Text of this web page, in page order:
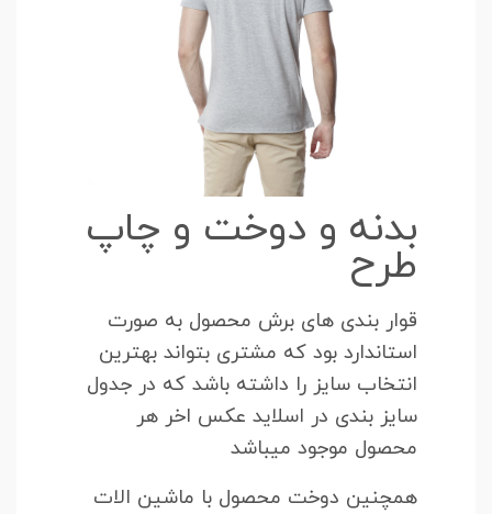
بدنه و دوخت و چاپ
طرح
قوار بندی های برش محصول به صورت
استاندارد بود که مشتری بتواند بهترین
انتخاب سایز را داشته باشد که در جدول
سایز بندی در اسلاید عکس اخر هر
محصول موجود میباشد
همچنین دوخت محصول با ماشین الات